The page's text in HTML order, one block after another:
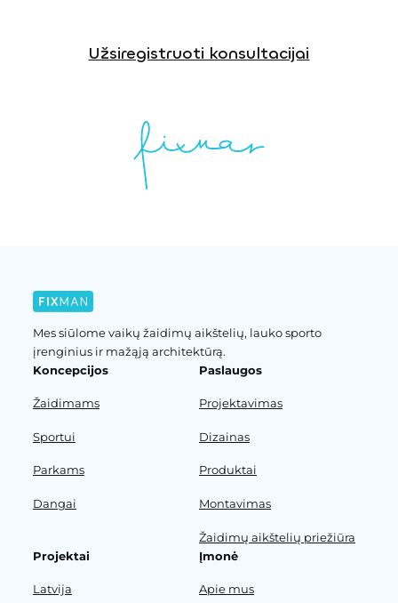
Užsiregistruoti konsultacijai
Mes siūlome vaikų žaidimų aikštelių, lauko sporto
įrenginius ir mažąją architektūrą.
Koncepcijos
Žaidimams
Sportui
Parkams
Dangai
Paslaugos
Projektavimas
Dizainas
Produktai
Montavimas
Žaidimų aikštelių priežiūra
Projektai
Latvija
Įmonė
Apie mus